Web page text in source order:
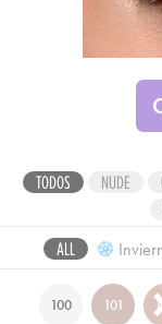
TODOS NUDE
ALL
100 101